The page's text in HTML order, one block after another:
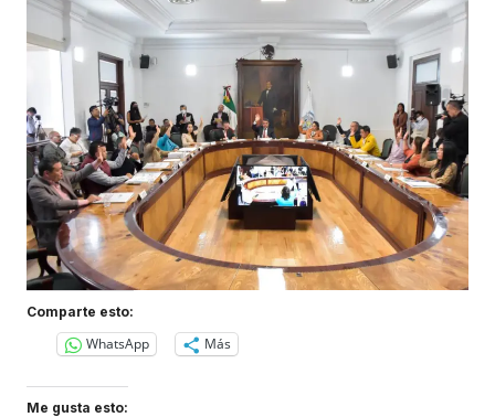
Comparte esto:
WhatsApp Más
Me gusta esto: